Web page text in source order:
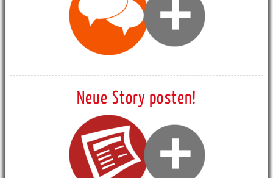
Neue Story posten!